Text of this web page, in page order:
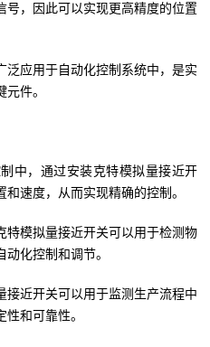
号，因此可以实现更高精度的位置
泛应用于自动化控制系统中，是实
件。
中，通过安装克特模拟量接近开
速度，从而实现精确的控制。
特模拟量接近开关可以用于检测物
化控制和调节。
接近开关可以用于监测生产流程中
和可靠性。